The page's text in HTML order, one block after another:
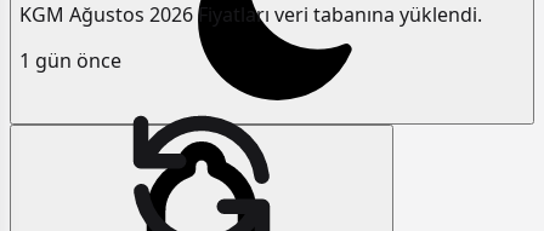
KGM Ağustos 2026 Fiyatları veri tabanına yüklendi.
1 gün önce